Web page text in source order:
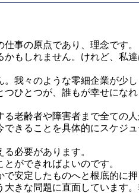
事の原点であり、理念です。
かもしれません。けれど、私
我々のような零細企業が少
つひとつが、誰もが幸せにな
老齢者や障害者まで全ての人
きることを具体的にスケジ
必要があります。
ができればよいのです。
安定したものへと根底的に押
きな問題に直面しています。